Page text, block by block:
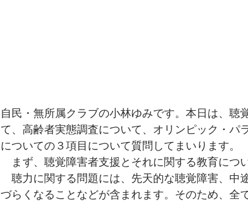
自民・無所属クラブの小林ゆみです。本日は、聴
て、高齢者実態調査について、オリンピック・パ
についての３項目について質問してまいります。
まず、聴覚障害者支援とそれに関する教育につ
聴力に関する問題には、先天的な聴覚障害、中
づらくなることなどが含まれます。そのため、全